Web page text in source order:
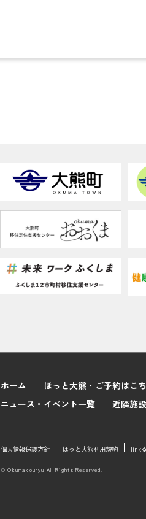
ホーム ほっと大熊・ご予約はこ
ニュース・イベント一覧
近隣施
個人情報保護方針 ほっと大熊利用規約 link
© Okumakouryu All Rights Reserved.